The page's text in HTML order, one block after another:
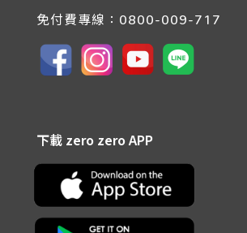
免付費專線： 0800-009-717
下載 zero zero APP